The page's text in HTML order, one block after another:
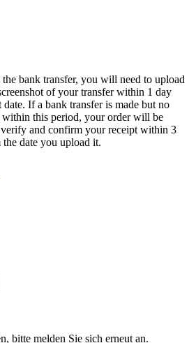
bank transfer, you will need to upload
of your transfer within 1 day
If a bank transfer is made but no
within this period, your order will be
and confirm your receipt within 3
date you upload it.
bitte melden Sie sich erneut an.